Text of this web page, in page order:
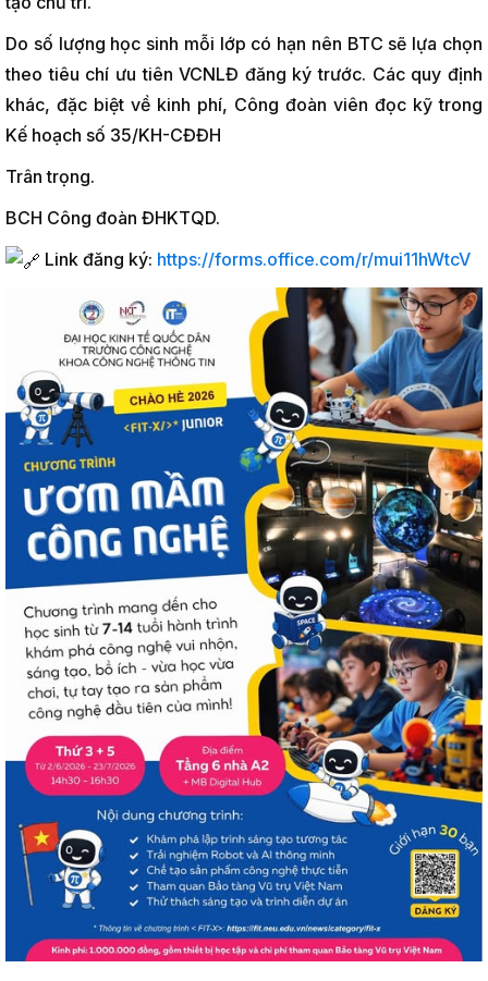
Do số lượng học sinh mỗi lớp có hạn nên BTC sẽ lựa chọn
theo tiêu chí ưu tiên VCNLĐ đăng ký trước. Các quy định
khác, đặc biệt về kinh phí, Công đoàn viên đọc kỹ trong
Kế hoạch số 35/KH-CĐĐH
Trân trọng.
BCH Công đoàn ĐHKTQD.
Link đăng ký: https://forms.office.com/r/mui11hWtcV